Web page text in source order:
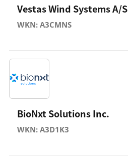
Vestas Wind Systems A/S
WKN: A3CMNS
BioNxt Solutions Inc.
WKN: A3D1K3